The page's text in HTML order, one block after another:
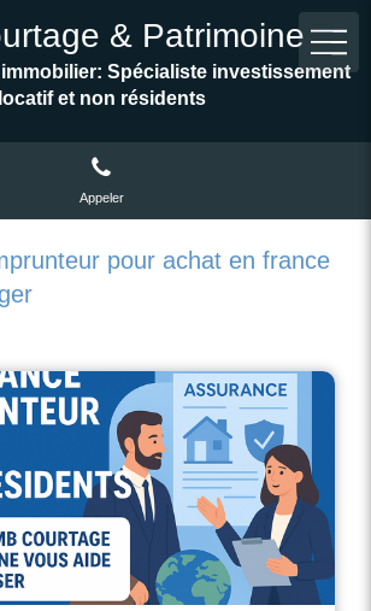
& Patrimoine
Spécialiste investissement
locatif et non résidents
Appeler
pour achat en france